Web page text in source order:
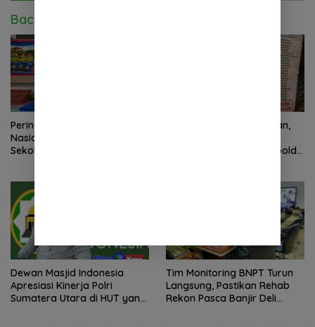
Baca Juga
Peringatan Hari Anak
Nasional 2026 di Sejumlah
Sekolah Belum Sesuai
2 Minggu Tanpa Jawaban,
Gelar Aksi Damai Di Mapolda
Hermawan Bersikap Tegas .
Dewan Masjid Indonesia
Apresiasi Kinerja Polri
Sumatera Utara di HUT yang
Tim Monitoring BNPT Turun
Langsung, Pastikan Rehab
Rekon Pasca Banjir Deli